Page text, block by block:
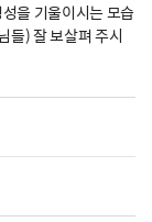
을 기울이시는 모습
들) 잘 보살펴 주시